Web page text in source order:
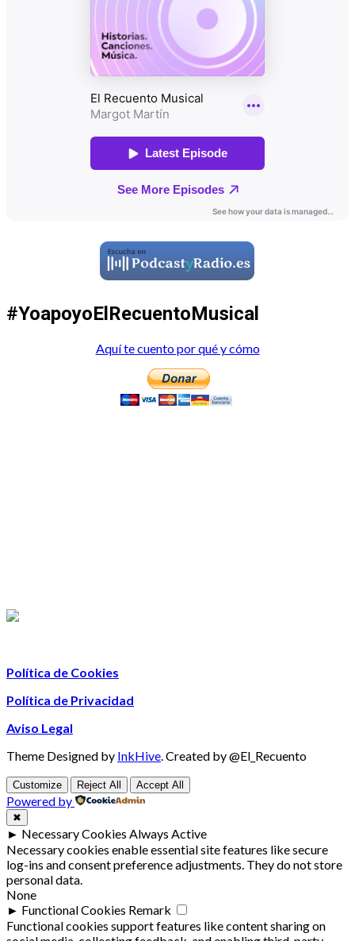
#YoapoyoElRecuentoMusical
Aquí te cuento por qué y cómo
Política de Cookies
Política de Privacidad
Aviso Legal
Theme Designed by InkHive.Created by @El_Recuento
Customize Reject All Accept All
Powered by
✖
► Necessary Cookies Always Active
Necessary cookies enable essential site features like secure
log-ins and consent preference adjustments. They do not store
personal data.
None
► Functional Cookies Remark
Functional cookies support features like content sharing on